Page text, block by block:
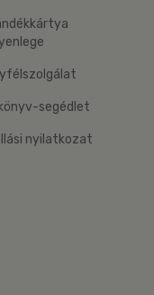
segédlet
nyilatkozat